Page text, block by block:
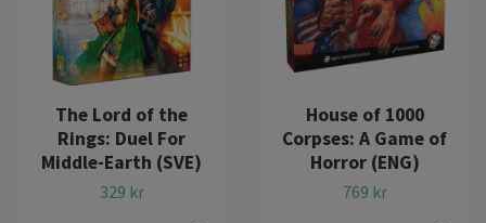
The Lord of the
Rings: Duel For
Middle-Earth (SVE)
329 kr
House of 1000
Corpses: A Game of
Horror (ENG)
769 kr